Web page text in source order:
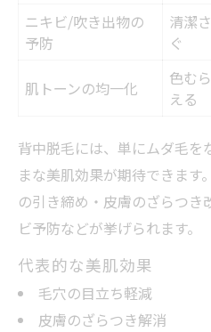
ニキビ/吹き出物の
予防
清潔
ぐ
肌トーンの均一化
色む
える
背中脱毛には、単にムダ毛を
まな美肌効果が期待できます
の引き締め・皮膚のざらつき
ビ予防などが挙げられます。
代表的な美肌効果
毛穴の目立ち軽減
皮膚のざらつき解消